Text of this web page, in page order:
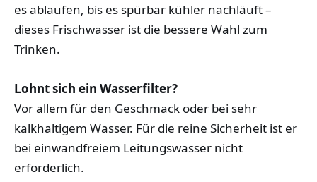
es ablaufen, bis es spürbar kühler nachläuft –
dieses Frischwasser ist die bessere Wahl zum
Trinken.
Lohnt sich ein Wasserfilter?
Vor allem für den Geschmack oder bei sehr
kalkhaltigem Wasser. Für die reine Sicherheit ist er
bei einwandfreiem Leitungswasser nicht
erforderlich.